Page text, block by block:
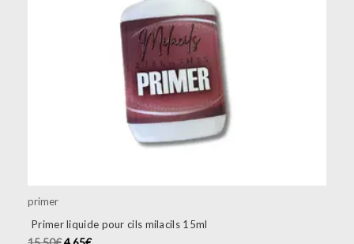
primer
Primer liquide pour cils milacils 15ml